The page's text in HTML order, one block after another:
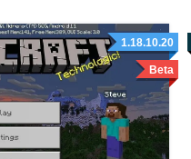
1.18.10.20
Beta